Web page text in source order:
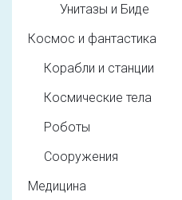
Унитазы и Биде
Космос и фантастика
Корабли и станции
Космические тела
Роботы
Сооружения
Медицина